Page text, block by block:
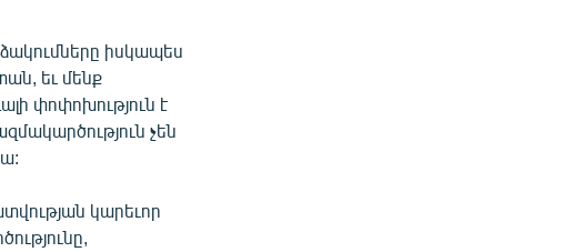
իսկապես
եւ մենք
փոփոխություն է
չեն
կարեւոր